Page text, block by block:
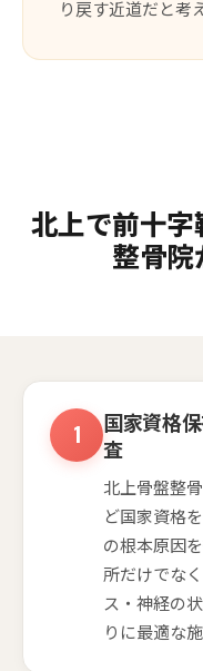
り戻す近道だと考
北上で前十
整骨院
国家資格
査
北上骨盤整
ど国家資格
の根本原因
所だけでな
ス・神経の
りに最適な